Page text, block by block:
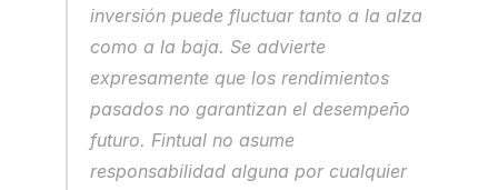
inversión puede fluctuar tanto a la alza
como a la baja. Se advierte
expresamente que los rendimientos
pasados no garantizan el desempeño
futuro. Fintual no asume
responsabilidad alguna por cualquier